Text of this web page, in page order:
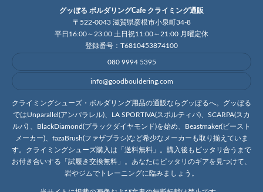
グッぼる ボルダリングCafe クライミング通販
〒522-0043 滋賀県彦根市小泉町34-8
平日16:00～23:00 土日祝11:00～21:00 月曜定休
登録番号：T6810453874100
080 9994 5395
info@goodbouldering.com
クライミングシューズ・ボルダリング用品の通販ならグッぼるへ。グッぼる
ではUnparallel(アンパラレル)、LA SPORTIVA(スポルティバ)、SCARPA(スカ
ルパ) 、BlackDiamond(ブラックダイヤモンド)を始め、Beastmaker(ビースト
メーカー)、fazaBrush(ファザブラシ)など希少なメーカーも取り揃えていま
す。クライミングシューズ購入は「送料無料」。購入後もピッタリ合うまで
お付き合いする「試履き交換無料」。あなたにピッタリのギアを見つけて、
岩やジムでトレーニングに臨みましょう。